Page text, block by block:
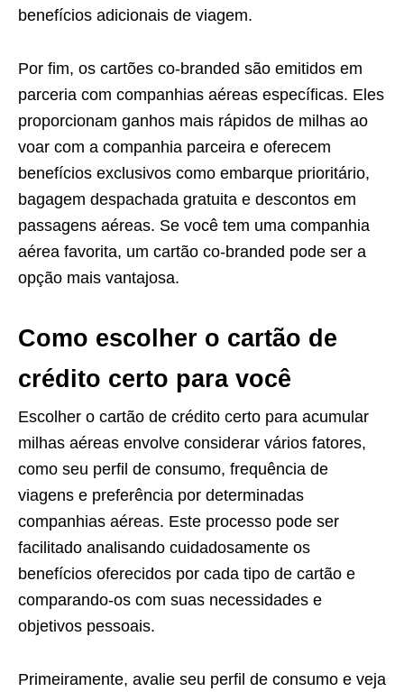
benefícios adicionais de viagem.
Por fim, os cartões co-branded são emitidos em
parceria com companhias aéreas específicas. Eles
proporcionam ganhos mais rápidos de milhas ao
voar com a companhia parceira e oferecem
benefícios exclusivos como embarque prioritário,
bagagem despachada gratuita e descontos em
passagens aéreas. Se você tem uma companhia
aérea favorita, um cartão co-branded pode ser a
opção mais vantajosa.
Como escolher o cartão de
crédito certo para você
Escolher o cartão de crédito certo para acumular
milhas aéreas envolve considerar vários fatores,
como seu perfil de consumo, frequência de
viagens e preferência por determinadas
companhias aéreas. Este processo pode ser
facilitado analisando cuidadosamente os
benefícios oferecidos por cada tipo de cartão e
comparando-os com suas necessidades e
objetivos pessoais.
Primeiramente, avalie seu perfil de consumo e veja